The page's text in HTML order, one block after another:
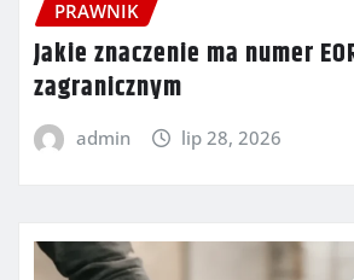
PRAWNIK
Jakie znaczenie ma numer
zagranicznym
admin lip 28, 2026